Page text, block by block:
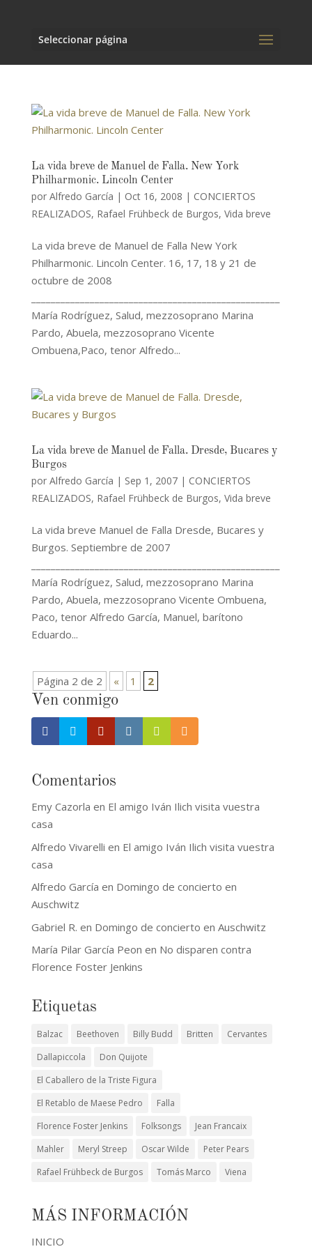
Seleccionar página
La vida breve de Manuel de Falla. New York
Philharmonic. Lincoln Center
por Alfredo García | Oct 16, 2008 | CONCIERTOS
REALIZADOS, Rafael Frühbeck de Burgos, Vida breve
La vida breve de Manuel de Falla New York
Philharmonic. Lincoln Center. 16, 17, 18 y 21 de
octubre de 2008
María Rodríguez, Salud, mezzosoprano Marina
Pardo, Abuela, mezzosoprano Vicente
Ombuena,Paco, tenor Alfredo...
La vida breve de Manuel de Falla. Dresde, Bucares y
Burgos
por Alfredo García | Sep 1, 2007| CONCIERTOS
REALIZADOS, Rafael Frühbeck de Burgos, Vida breve
La vida breve Manuel de Falla Dresde, Bucares y
Burgos. Septiembre de 2007
María Rodríguez, Salud, mezzosoprano Marina
Pardo, Abuela, mezzosoprano Vicente Ombuena,
Paco, tenor Alfredo García, Manuel, barítono
Eduardo...
Página 2 de 2 « 1 2
Ven conmigo
Comentarios
Emy Cazorla en El amigo Iván Ilich visita vuestra
casa
Alfredo Vivarelli en El amigo Iván Ilich visita vuestra
casa
Alfredo García en Domingo de concierto en
Auschwitz
Gabriel R. en Domingo de concierto en Auschwitz
María Pilar García Peon en No disparen contra
Florence Foster Jenkins
Etiquetas
Balzac Beethoven Billy Budd Britten
Cervantes
Dallapiccola
Don Quijote
El Caballero de la Triste Figura
El Retablo de Maese Pedro
Falla
Florence Foster Jenkins
Folksongs
Jean Francaix
Mahler
Meryl Streep Oscar Wilde
Peter Pears
Rafael Frühbeck de Burgos
Tomás Marco Viena
MÁS INFORMACIÓN
INICIO